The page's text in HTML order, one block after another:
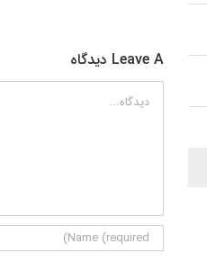
Leave A دیدگاه
دیدگاه